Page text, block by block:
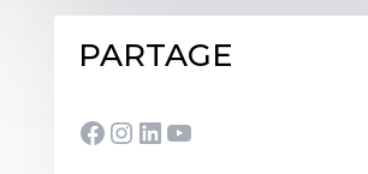
PARTAGE
Facebook
Instagram
LinkedIn
YouTube